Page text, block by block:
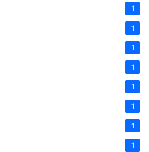
1
1
1
1
1
1
1
1